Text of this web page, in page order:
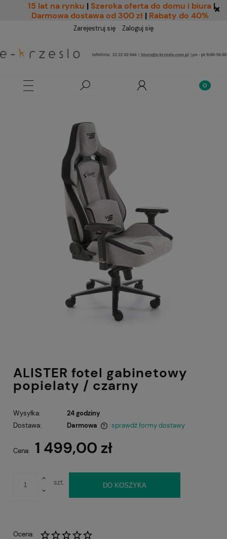
15 lat na rynku | Szeroka oferta do domu i biura |
Darmowa dostawa od 300 zł | Rabaty do 40%
Zarejestruj się Zaloguj się
ALISTER fotel gabinetowy
popielaty / czarny
Wysyłka:
24 godziny
Dostawa:
Darmowa
sprawdź formy dostawy
Cena: 1 499,00 zł
szt. DO KOSZYKA
Ocena: